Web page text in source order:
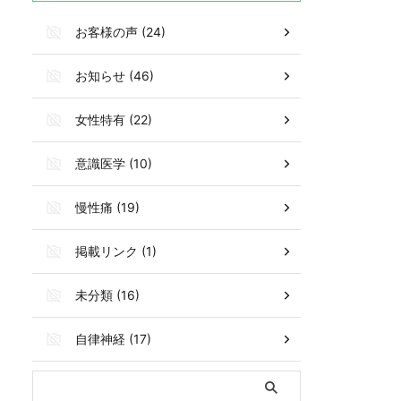
お客様の声 (24)
お知らせ (46)
女性特有 (22)
意識医学 (10)
慢性痛 (19)
掲載リンク (1)
未分類 (16)
自律神経 (17)